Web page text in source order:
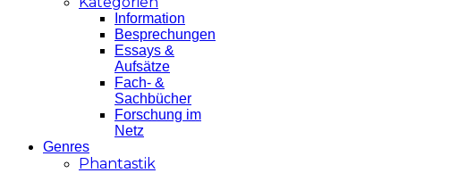
Information
Besprechungen
Essays &
Aufsätze
Fach- &
Sachbücher
Forschung im
Netz
Genres
Phantastik